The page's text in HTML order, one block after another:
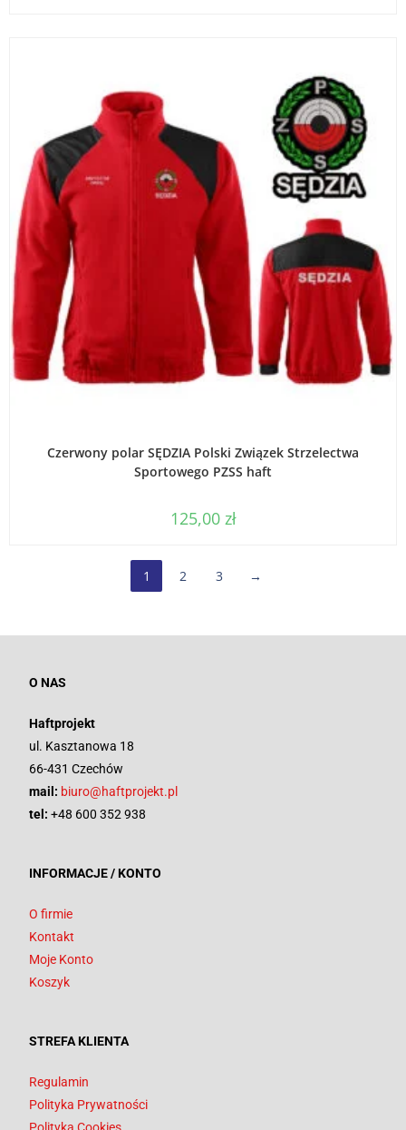
Czerwony polar SĘDZIA Polski Związek Strzelectwa
Sportowego PZSS haft
125,00 zł
1 2 3 →
O NAS
Haftprojekt
ul. Kasztanowa 18
66-431 Czechów
mail: biuro@haftprojekt.pl
tel: +48 600 352 938
INFORMACJE / KONTO
O firmie
Kontakt
Moje Konto
Koszyk
STREFA KLIENTA
Regulamin
Polityka Prywatności